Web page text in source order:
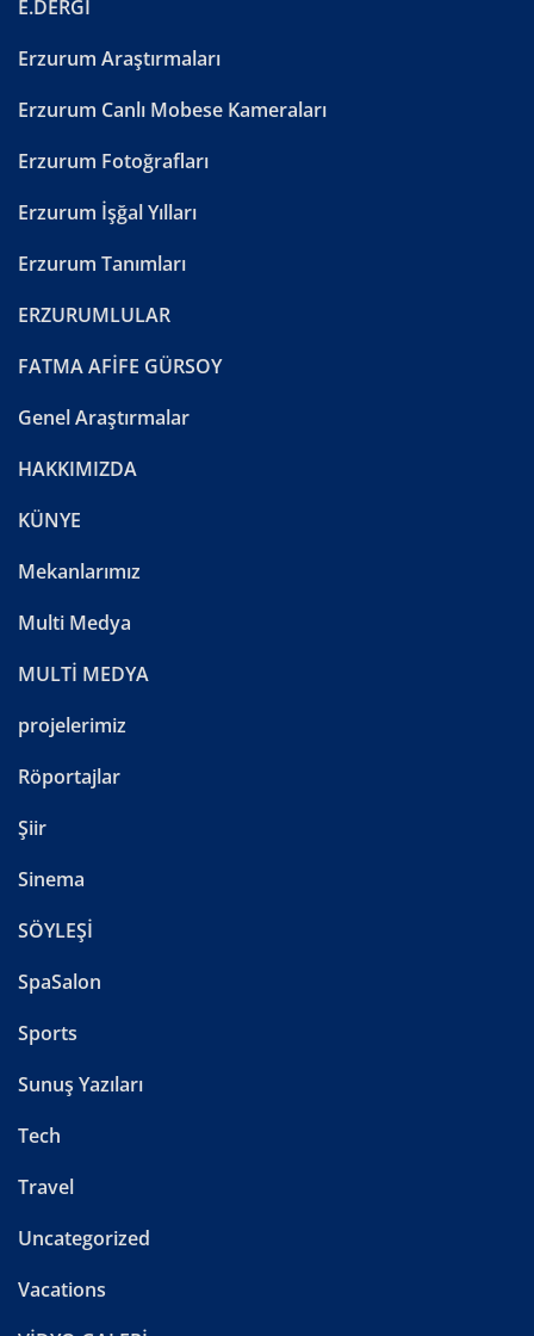
E.DERGİ
Erzurum Araştırmaları
Erzurum Canlı Mobese Kameraları
Erzurum Fotoğrafları
Erzurum İşğal Yılları
Erzurum Tanımları
ERZURUMLULAR
FATMA AFİFE GÜRSOY
Genel Araştırmalar
HAKKIMIZDA
KÜNYE
Mekanlarımız
Multi Medya
MULTİ MEDYA
projelerimiz
Röportajlar
Şiir
Sinema
SÖYLEŞİ
SpaSalon
Sports
Sunuş Yazıları
Tech
Travel
Uncategorized
Vacations